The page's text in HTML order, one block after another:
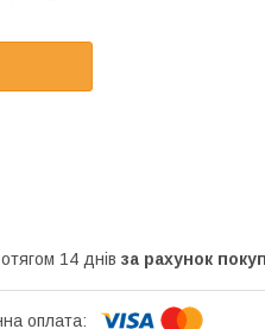
14 днів за рахунок